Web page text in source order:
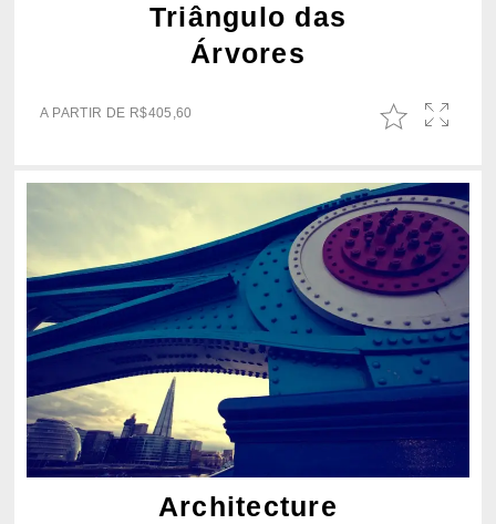
Triângulo das
Árvores
A PARTIR DE R$405,60
Architecture